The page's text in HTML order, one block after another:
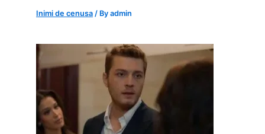
Inimi de cenusa / Byadmin